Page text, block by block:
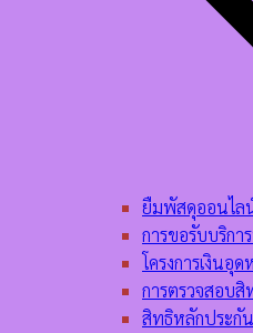
ยืมพัสดุออนไล
การขอรับบริกา
โครงการเงินอุ
การตรวจสอบสิ
สิทธิหลักประกั